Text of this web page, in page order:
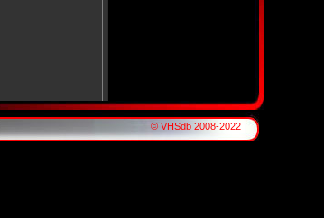
© VHSdb 2008-2022